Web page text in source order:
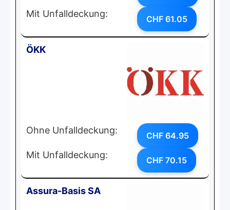
Mit Unfalldeckung: CHF 61.05
ÖKK
Ohne Unfalldeckung: CHF 64.95
Mit Unfalldeckung: CHF 70.15
Assura-Basis SA